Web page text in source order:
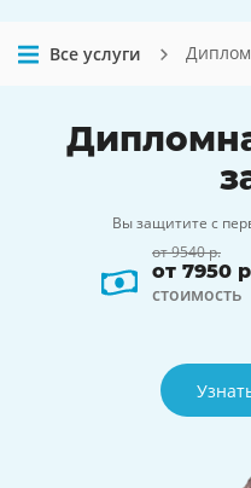
Все услуги
Вы защитите с
от 9540 р.
от 7950
стоимость